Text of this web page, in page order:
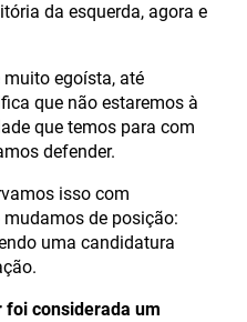
da esquerda, agora e
egoísta, até
que não estaremos à
que temos para com
defender.
isso com
de posição:
uma candidatura
foi considerada um